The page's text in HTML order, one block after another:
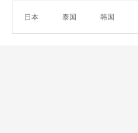
日本 泰国 韩国